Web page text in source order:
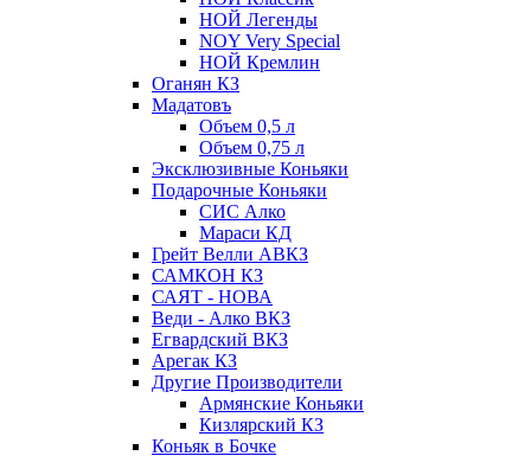
НОЙ Легенды
NOY Very Speсial
НОЙ Кремлин
Оганян КЗ
Мадатовъ
Объем 0,5 л
Объем 0,75 л
Эксклюзивные Коньяки
Подарочные Коньяки
СИС Алко
Мараси КД
Грейт Велли АВКЗ
САМКОН КЗ
САЯТ - НОВА
Веди - Алко ВКЗ
Егвардский ВКЗ
Арегак КЗ
Другие Производители
Армянские Коньяки
Кизлярский КЗ
Коньяк в Бочке